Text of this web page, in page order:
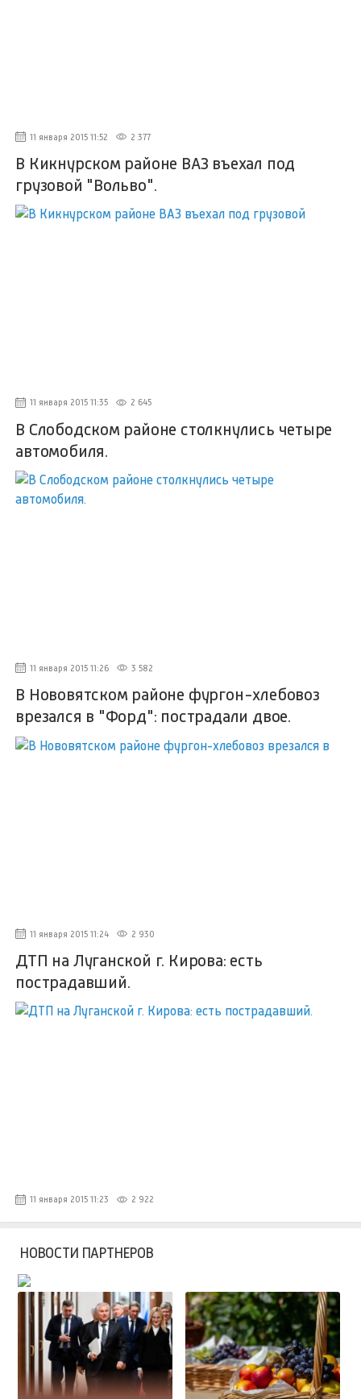
11 января 2015 11:52 2 377
В Кикнурском районе ВАЗ въехал под
грузовой "Вольво".
11 января 2015 11:35 2 645
В Слободском районе столкнулись четыре
автомобиля.
11 января 2015 11:26 3 582
В Нововятском районе фургон-хлебовоз
врезался в "Форд": пострадали двое.
11 января 2015 11:24 2 930
ДТП на Луганской г. Кирова: есть
пострадавший.
11 января 2015 11:23 2 922
НОВОСТИ ПАРТНЕРОВ